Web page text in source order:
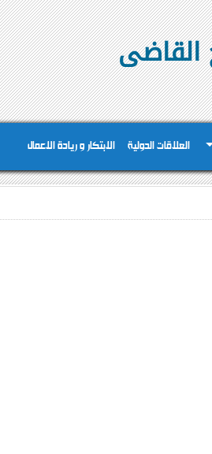
القاضى
العلاقات الدولية الابتكار و ريادة الاعمال